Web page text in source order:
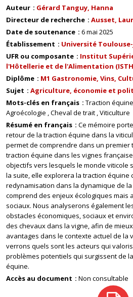
Auteur
Gérard Tanguy, Hanna
Directeur de recherche
Ausset,
Date de soutenance
6 mai 2025
Établissement
Université Toulouse-
UFR ou composante
Institut
l'Hôtellerie et de l'Alimentation
Diplôme
M1 Gastronomie, Vins,
Sujet
Agriculture, économie et
Mots-clés en français
Traction équine
Agroécologie Cheval de trait Viticulture
Résumé en français
Ce mémoire
retour de la traction équine dans la
permet de comprendre dans un premier
traction équine dans les vignes
objectifs vers lesquels le monde viticole
la suite, elle explorera la traction équine
redynamisation dans la dynamique de
comprend des enjeux écologiques mais
sociaux. Nous analyserons également
obstacles économiques, sociaux et
des chevaux dans la vigne, afin de
avantages dans le contexte actuel de la
verrons quels sont les acteurs qui
problèmes potentiels qui surgissent de
équine.
Accès au document
Non consultable